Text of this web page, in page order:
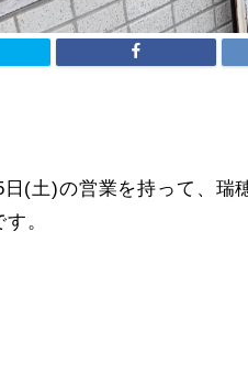
日(土)の営業を持って、瑞
。